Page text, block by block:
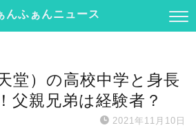
んふぁんニュース
堂）の高校中学と身長
父親兄弟は経験者？
2021年11月10日